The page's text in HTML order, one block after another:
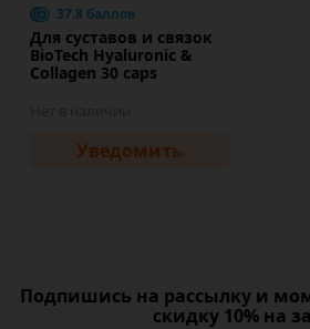
37.8 баллов
Для суставов и связок
BioTech Hyaluronic &
Collagen 30 caps
Уведомить
Подпишись на рассылку и
скидку 10% на